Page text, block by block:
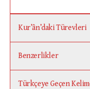
Kur’ân’daki Türevleri
Benzerlikler
Türkçeye Geçen